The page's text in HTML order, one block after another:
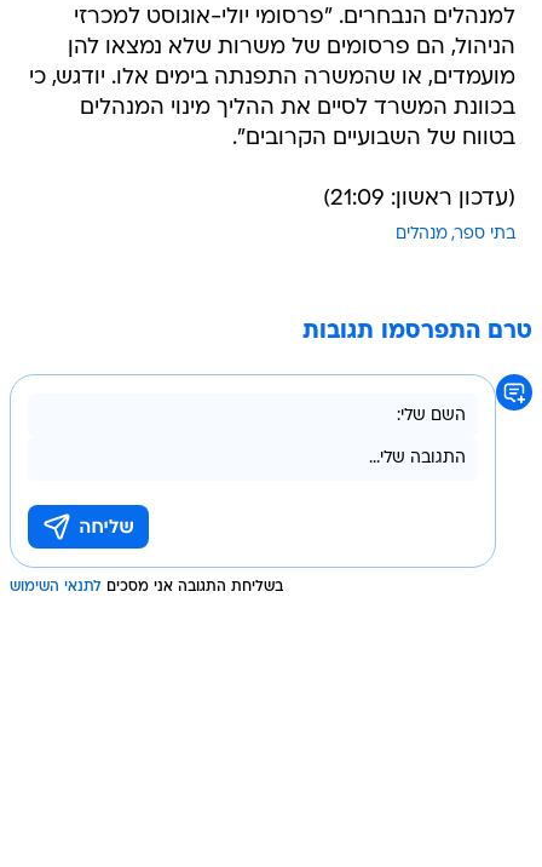
למנהלים הנבחרים. "פרסומי יולי-אוגוסט למכרזי
הניהול, הם פרסומים של משרות שלא נמצאו להן
מועמדים, או שהמשרה התפנתה בימים אלו. יודגש, כי
בכוונת המשרד לסיים את ההליך מינוי המנהלים
בטווח של השבועיים הקרובים".
(עדכון ראשון: 21:09)
בתי ספר מנהלים
טרם התפרסמו תגובות
בשליחת התגובה אני מסכים לתנאי השימוש